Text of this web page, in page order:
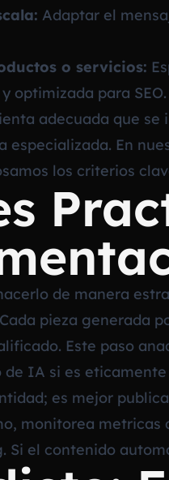
Adaptar el
o servicios:
optimizada para SEO.
adecuada que
especializada. En
los criterios
de manera
pieza generada
Este paso
de IA si es
es mejor
monitorea
Si el contenido